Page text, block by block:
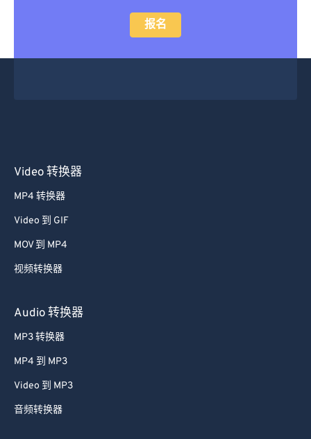
报名
Video 转换器
MP4 转换器
Video 到 GIF
MOV 到 MP4
视频转换器
Audio 转换器
MP3 转换器
MP4 到 MP3
Video 到 MP3
音频转换器